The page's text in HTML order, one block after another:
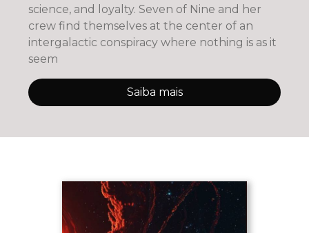
science, and loyalty. Seven of Nine and her
crew find themselves at the center of an
intergalactic conspiracy where nothing is as it
seem
Saiba mais